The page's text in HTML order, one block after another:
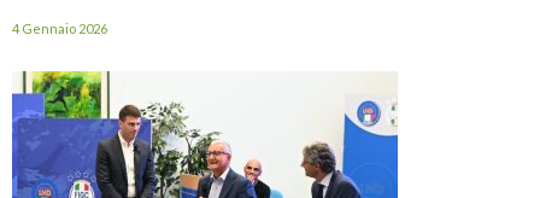
4 Gennaio 2026